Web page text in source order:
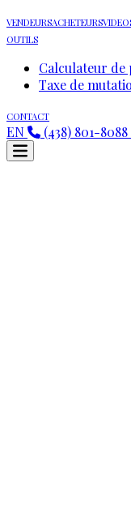
VENDEURSACHETEURS
OUTILS
Calculateur
Taxe de
CONTACT
EN (438) 801-8088